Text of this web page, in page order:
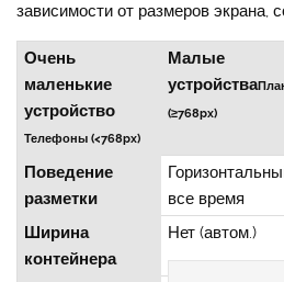
зависимости от размеров экрана,
Очень
маленькие
устройство
Телефоны (<768px)
Малые
устройства
(≥768px)
Поведение
разметки
все время
Ширина
контейнера
Нет (автом.)